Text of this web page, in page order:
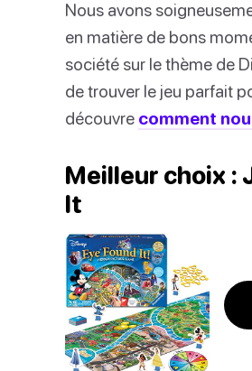
Nous avons
en matière de bons
société sur le thème de
de trouver le jeu parfait
découvre comment
Meilleur choix :
It